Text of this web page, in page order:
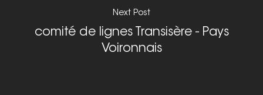
Next Post
comité de lignes Transisère - Pays
Voironnais